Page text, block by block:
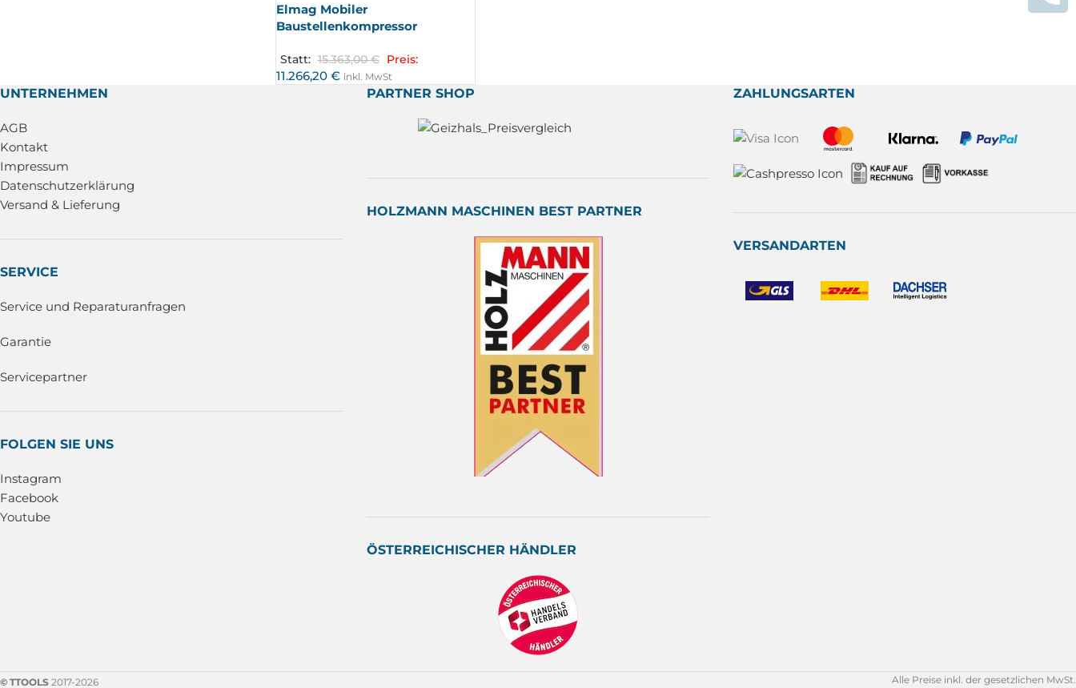
Elmag Mobiler
Baustellenkompressor
Statt: 15.363,00€ Preis:
11.266,20 € inkl. MwSt
UNTERNEHMEN
AGB
Kontakt
Impressum
Datenschutzerklärung
Versand & Lieferung
SERVICE
Service und Reparaturanfragen
Garantie
Servicepartner
FOLGEN SIE UNS
Instagram
Facebook
Youtube
PARTNER SHOP
HOLZMANN MASCHINEN BEST PARTNER
ÖSTERREICHISCHER HÄNDLER
ZAHLUNGSARTEN
VERSANDARTEN
© TTOOLS 2017-2026 Alle Preise inkl. der gesetzlichen MwSt.